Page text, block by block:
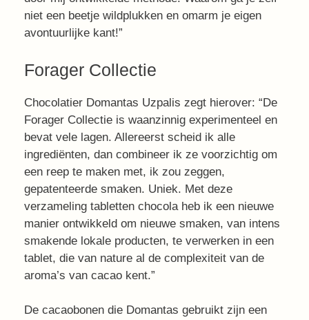
niet een beetje wildplukken en omarm je eigen
avontuurlijke kant!”
Forager Collectie
Chocolatier Domantas Uzpalis zegt hierover: “De
Forager Collectie is waanzinnig experimenteel en
bevat vele lagen. Allereerst scheid ik alle
ingrediënten, dan combineer ik ze voorzichtig om
een reep te maken met, ik zou zeggen,
gepatenteerde smaken. Uniek. Met deze
verzameling tabletten chocola heb ik een nieuwe
manier ontwikkeld om nieuwe smaken, van intens
smakende lokale producten, te verwerken in een
tablet, die van nature al de complexiteit van de
aroma’s van cacao kent.”
De cacaobonen die Domantas gebruikt zijn een